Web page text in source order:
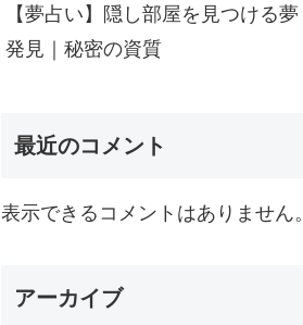
【夢占い】隠し部屋を見つける
発見｜秘密の資質
最近のコメント
表示できるコメントはありません。
アーカイブ